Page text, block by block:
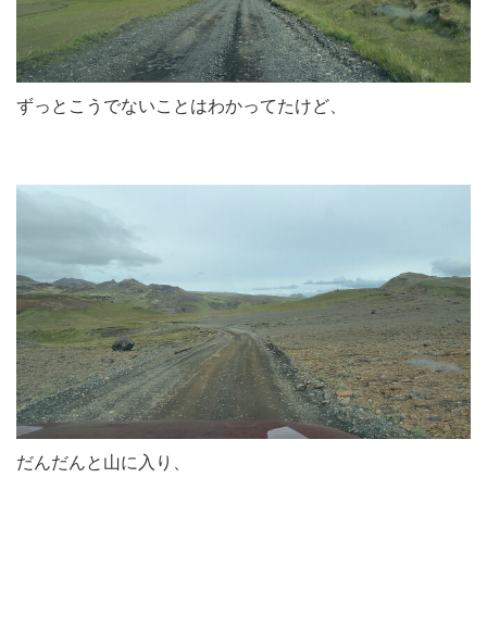
ずっとこうでないことはわかってたけど、
だんだんと山に入り、